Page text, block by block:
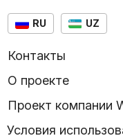
RU UZ
Контакты
О проекте
Проект компании
Условия